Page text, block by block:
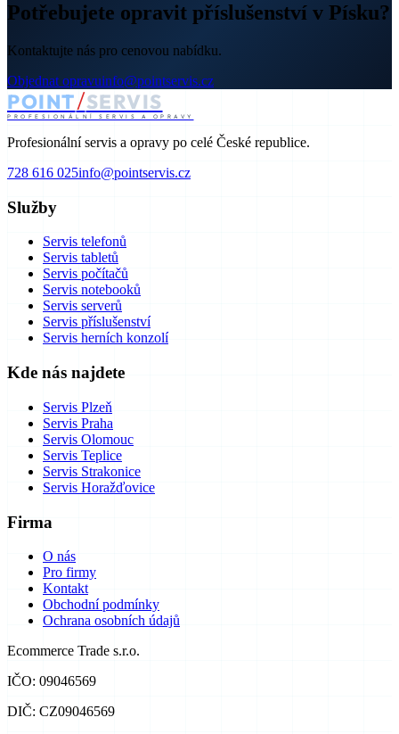
Potřebujete opravit příslušenství v Písku?
Kontaktujte nás pro cenovou nabídku.
Objednat opravuinfo@pointservis.cz
POINT/SERVIS
PROFESIONÁLNÍ SERVIS A OPRAVY
Profesionální servis a opravy po celé České republice.
728 616 025info@pointservis.cz
Služby
Servis telefonů
Servis tabletů
Servis počítačů
Servis notebooků
Servis serverů
Servis příslušenství
Servis herních konzolí
Kde nás najdete
Servis Plzeň
Servis Praha
Servis Olomouc
Servis Teplice
Servis Strakonice
Servis Horažďovice
Firma
O nás
Pro firmy
Kontakt
Obchodní podmínky
Ochrana osobních údajů
Ecommerce Trade s.r.o.
IČO: 09046569
DIČ: CZ09046569